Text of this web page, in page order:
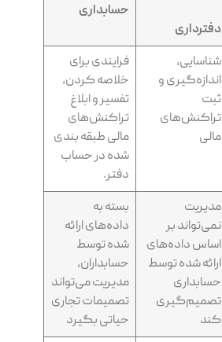
دفترداری
حسابداری
شناسایی،
اندازه‌گیری و
ثبت
تراکنش‌های
مالی
فرایندی برای
خلاصه کردن،
تفسیر و ابلاغ
تراکنش‌های
مالی طبقه بندی
شده در حساب
دفتر.
مدیریت
نمی‌تواند بر
اساس داده‌های
ارائه شده توسط
حسابداری
تصمیم‌گیری
کند
بسته به
داده‌های ارائه
شده توسط
حسابداران،
مدیریت می‌تواند
تصمیمات تجاری
حیاتی بگیرد